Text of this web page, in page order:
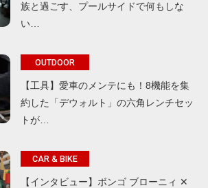
族と過ごす、プールサイドで何もしな
い…
OUTDOOR
【工具】愛車のメンテにも！8機能を集
約した「デウォルト」の六角レンチセッ
トが…
CAR & BIKE
【インタビュー】ボンゴ ブローニィ ✕